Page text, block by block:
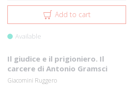
Add to cart
Available
Il giudice e il prigioniero. Il
carcere di Antonio Gramsci
Giacomini Ruggero